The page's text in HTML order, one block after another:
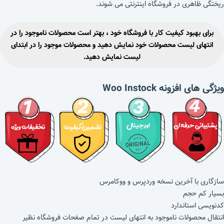
ریختگی ظاهری در فروشگاه اینترنتی می شوند.
برای بهبود کیفیت کار با فروشگاه خود ، بهتر است محصولات ناموجود را در
انتهای لیست محصولات خود نمایش دهید و محصولات موجود را در ابتدای
لیست نمایش دهید.
ویژگی های افزونه Woo Instock
سازگاری با آخرین نسخه وردپرس و ووکامرس
بسیار کم حجم
کدنویسی استاندارد
انتقال محصولات ناموجود به انتهای لیست در تمام صفحات فروشگاه نظیر